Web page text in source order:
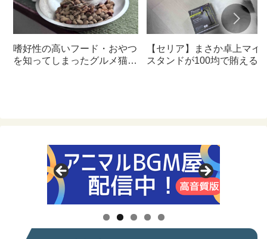
嗜好性の高いフード・おやつ
を知ってしまったグルメ猫の
【セリア】まさか卓上マイ
スタンドが100均で賄えるな